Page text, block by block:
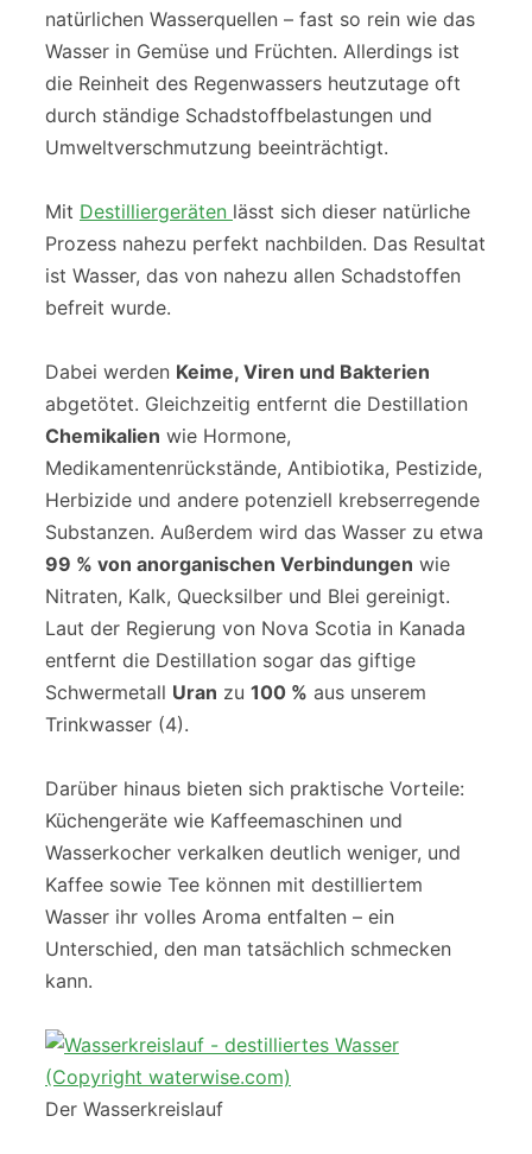
natürlichen Wasserquellen – fast so rein wie das
Wasser in Gemüse und Früchten. Allerdings ist
die Reinheit des Regenwassers heutzutage oft
durch ständige Schadstoffbelastungen und
Umweltverschmutzung beeinträchtigt.
Mit Destilliergeräten lässt sich dieser natürliche
Prozess nahezu perfekt nachbilden. Das Resultat
ist Wasser, das von nahezu allen Schadstoffen
befreit wurde.
Dabei werden Keime, Viren und Bakterien
abgetötet. Gleichzeitig entfernt die Destillation
Chemikalien wie Hormone,
Medikamentenrückstände, Antibiotika, Pestizide,
Herbizide und andere potenziell krebserregende
Substanzen. Außerdem wird das Wasser zu etwa
99 % von anorganischen Verbindungen wie
Nitraten, Kalk, Quecksilber und Blei gereinigt.
Laut der Regierung von Nova Scotia in Kanada
entfernt die Destillation sogar das giftige
Schwermetall Uran zu 100 % aus unserem
Trinkwasser (4).
Darüber hinaus bieten sich praktische Vorteile:
Küchengeräte wie Kaffeemaschinen und
Wasserkocher verkalken deutlich weniger, und
Kaffee sowie Tee können mit destilliertem
Wasser ihr volles Aroma entfalten – ein
Unterschied, den man tatsächlich schmecken
kann.
Der Wasserkreislauf